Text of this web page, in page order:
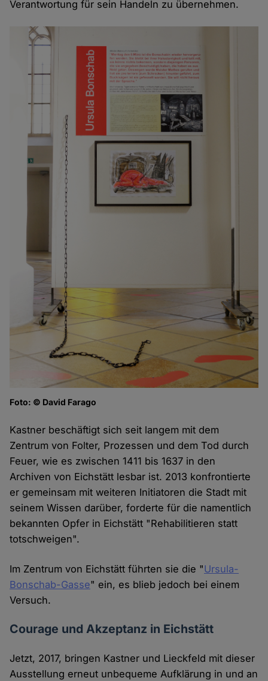
Verantwortung für sein Handeln zu übernehmen.
Foto: © David Farago
Kastner beschäftigt sich seit langem mit dem
Zentrum von Folter, Prozessen und dem Tod durch
Feuer, wie es zwischen 1411 bis 1637 in den
Archiven von Eichstätt lesbar ist. 2013 konfrontierte
er gemeinsam mit weiteren Initiatoren die Stadt mit
seinem Wissen darüber, forderte für die namentlich
bekannten Opfer in Eichstätt "Rehabilitieren statt
totschweigen".
Im Zentrum von Eichstätt führten sie die "Ursula-
Bonschab-Gasse" ein, es blieb jedoch bei einem
Versuch.
Courage und Akzeptanz in Eichstätt
Jetzt, 2017, bringen Kastner und Lieckfeld mit dieser
Ausstellung erneut unbequeme Aufklärung in und an